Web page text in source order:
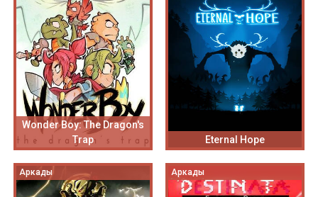
Wonder Boy: The Dragon's
Trap
Eternal Hope
Аркады Аркады